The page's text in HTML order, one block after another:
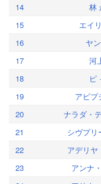
14
林
15
エイ
16
ヤ
17
河
18
ピ
19
アビプ
20
ナラダ・
21
シヴプリ
22
アデリヤ
23
アンナ